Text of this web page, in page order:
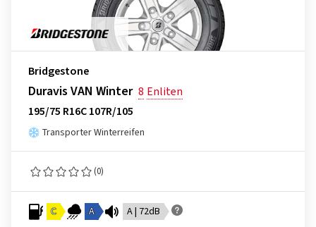
Bridgestone
Duravis VAN Winter 8 Enliten
195/75 R16C 107R/105
Transporter Winterreifen
(0)
C A A | 72dB